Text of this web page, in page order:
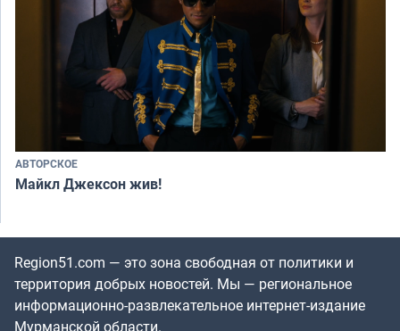
АВТОРСКОЕ
Майкл Джексон жив!
Region51.com — это зона свободная от политики и
территория добрых новостей. Мы — региональное
информационно-развлекательное интернет-издание
Мурманской области.